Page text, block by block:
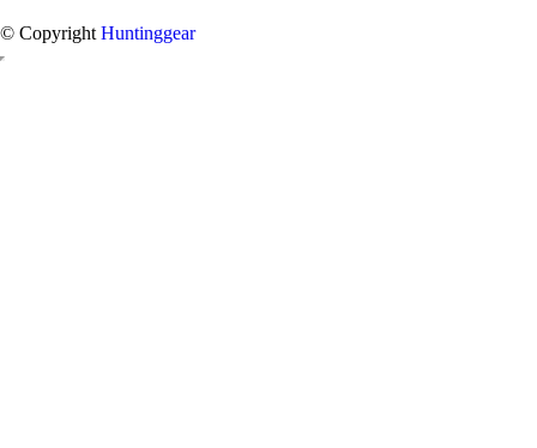
© Copyright Huntinggear